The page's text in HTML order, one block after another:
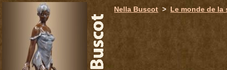
Nella Buscot > Le monde de la